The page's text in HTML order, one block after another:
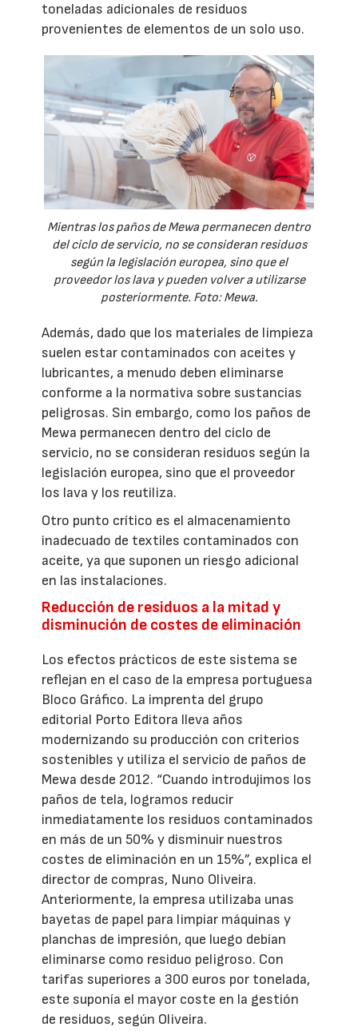
toneladas adicionales de residuos
provenientes de elementos de un solo uso.
Mientras los paños de Mewa permanecen dentro
del ciclo de servicio, no se consideran residuos
según la legislación europea, sino que el
proveedor los lava y pueden volver a utilizarse
posteriormente. Foto: Mewa.
Además, dado que los materiales de limpieza
suelen estar contaminados con aceites y
lubricantes, a menudo deben eliminarse
conforme a la normativa sobre sustancias
peligrosas. Sin embargo, como los paños de
Mewa permanecen dentro del ciclo de
servicio, no se consideran residuos según la
legislación europea, sino que el proveedor
los lava y los reutiliza.
Otro punto crítico es el almacenamiento
inadecuado de textiles contaminados con
aceite, ya que suponen un riesgo adicional
en las instalaciones.
Reducción de residuos a la mitad y
disminución de costes de eliminación
Los efectos prácticos de este sistema se
reflejan en el caso de la empresa portuguesa
Bloco Gráfico. La imprenta del grupo
editorial Porto Editora lleva años
modernizando su producción con criterios
sostenibles y utiliza el servicio de paños de
Mewa desde 2012. “Cuando introdujimos los
paños de tela, logramos reducir
inmediatamente los residuos contaminados
en más de un 50% y disminuir nuestros
costes de eliminación en un 15%”, explica el
director de compras, Nuno Oliveira.
Anteriormente, la empresa utilizaba unas
bayetas de papel para limpiar máquinas y
planchas de impresión, que luego debían
eliminarse como residuo peligroso. Con
tarifas superiores a 300 euros por tonelada,
este suponía el mayor coste en la gestión
de residuos, según Oliveira.